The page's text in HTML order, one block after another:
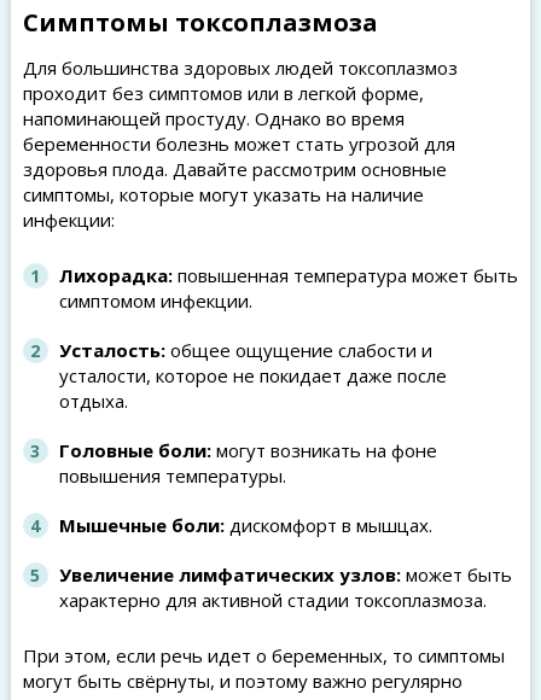
Симптомы токсоплазмоза
Для большинства здоровых людей токсоплазмоз
проходит без симптомов или в легкой форме,
напоминающей простуду. Однако во время
беременности болезнь может стать угрозой для
здоровья плода. Давайте рассмотрим основные
симптомы, которые могут указать на наличие
инфекции:
Лихорадка:повышенная температура может быть
симптомом инфекции.
Усталость:общее ощущение слабости и
усталости, которое не покидает даже после
отдыха.
Головные боли:могут возникать на фоне
повышения температуры.
Мышечные боли:дискомфорт в мышцах.
Увеличение лимфатических узлов:может быть
характерно для активной стадии токсоплазмоза.
При этом, если речь идет о беременных, то симптомы
могут быть свёрнуты, и поэтому важно регулярно